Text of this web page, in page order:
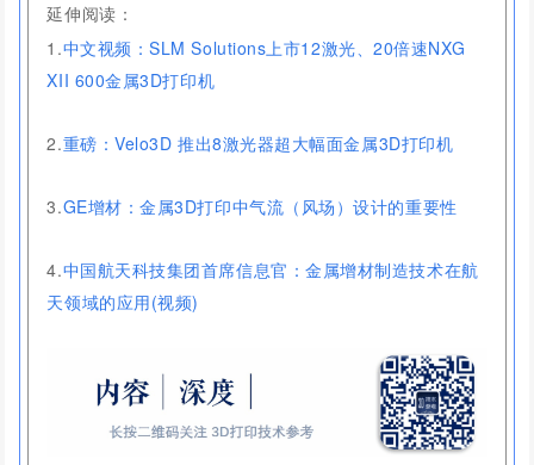
延伸阅读：
1.中文视频：SLM Solutions上市12激光、20倍速NXG
XII 600金属3D打印机
2.重磅：Velo3D 推出8激光器超大幅面金属3D打印机
3.GE增材：金属3D打印中气流（风场）设计的重要性
4.中国航天科技集团首席信息官：金属增材制造技术在航
天领域的应用(视频)